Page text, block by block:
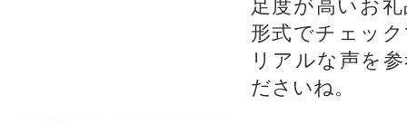
足度が高いお
形式でチェッ
リアルな声を
ださいね。